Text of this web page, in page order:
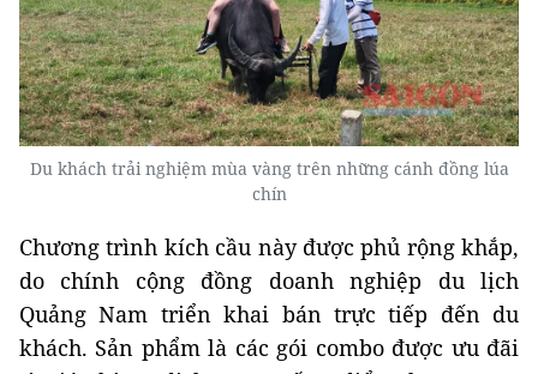
Du khách trải nghiệm mùa vàng trên những cánh đồng lúa
chín
Chương trình kích cầu này được phủ rộng khắp,
do chính cộng đồng doanh nghiệp du lịch
Quảng Nam triển khai bán trực tiếp đến du
khách. Sản phẩm là các gói combo được ưu đãi